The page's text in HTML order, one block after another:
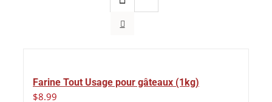
Farine Tout Usage pour gâteaux (1kg)
$8.99